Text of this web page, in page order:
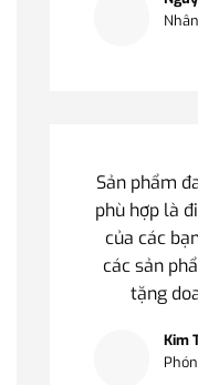
Sản phẩm
phù hợp là
của các
các sản
tặng
Kim